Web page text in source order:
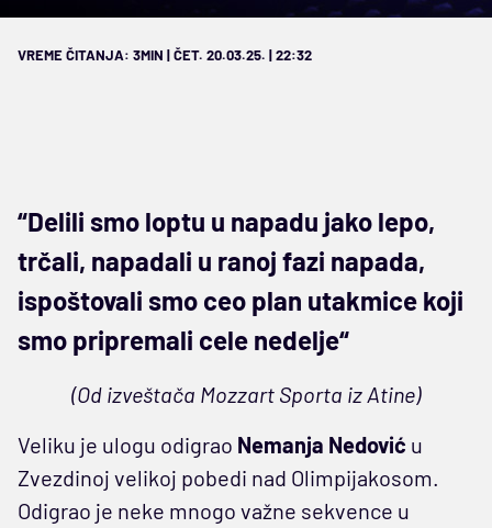
VREME ČITANJA: 3MIN | ČET. 20.03.25. | 22:32
“Delili smo loptu u napadu jako lepo,
trčali, napadali u ranoj fazi napada,
ispoštovali smo ceo plan utakmice koji
smo pripremali cele nedelje“
(Od izveštača Mozzart Sporta iz Atine)
Veliku je ulogu odigrao Nemanja Nedović u
Zvezdinoj velikoj pobedi nad Olimpijakosom.
Odigrao je neke mnogo važne sekvence u